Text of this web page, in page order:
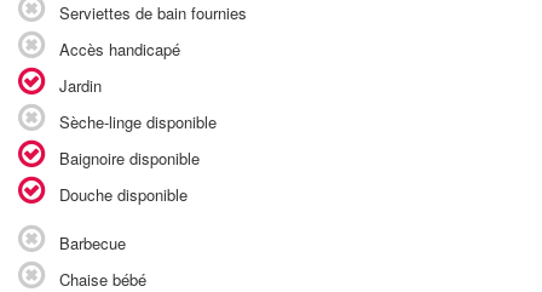
Serviettes de bain fournies
Accès handicapé
Jardin
Sèche-linge disponible
Baignoire disponible
Douche disponible
Barbecue
Chaise bébé